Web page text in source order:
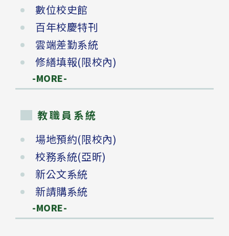
數位校史館
百年校慶特刊
雲端差勤系統
修繕填報(限校內)
-MORE-
教職員系統
場地預約(限校內)
校務系統(亞昕)
新公文系統
新請購系統
-MORE-